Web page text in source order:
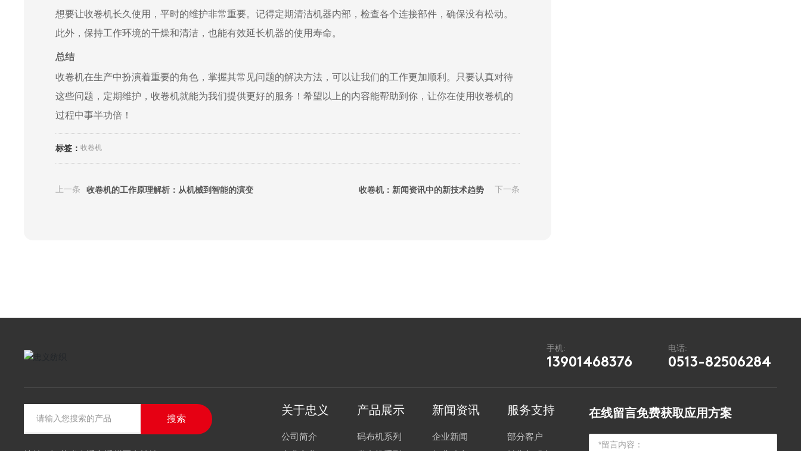
想要让收卷机长久使用，平时的维护非常重要。记得定期清洁机器内部，检查各个连接部件，确保没有松动。
此外，保持工作环境的干燥和清洁，也能有效延长机器的使用寿命。
总结
收卷机在生产中扮演着重要的角色，掌握其常见问题的解决方法，可以让我们的工作更加顺利。只要认真对待
这些问题，定期维护，收卷机就能为我们提供更好的服务！希望以上的内容能帮助到你，让你在使用收卷机的
过程中事半功倍！
标签：收卷机
上一条 收卷机的工作原理解析：从机械到智能的演变 收卷机：新闻资讯中的新技术趋势 下一条
手机:
13901468376
电话:
0513-82506284
搜索
关于忠义
公司简介
产品展示
码布机系列
新闻资讯
企业新闻
服务支持
部分客户
在线留言免费获取应用方案